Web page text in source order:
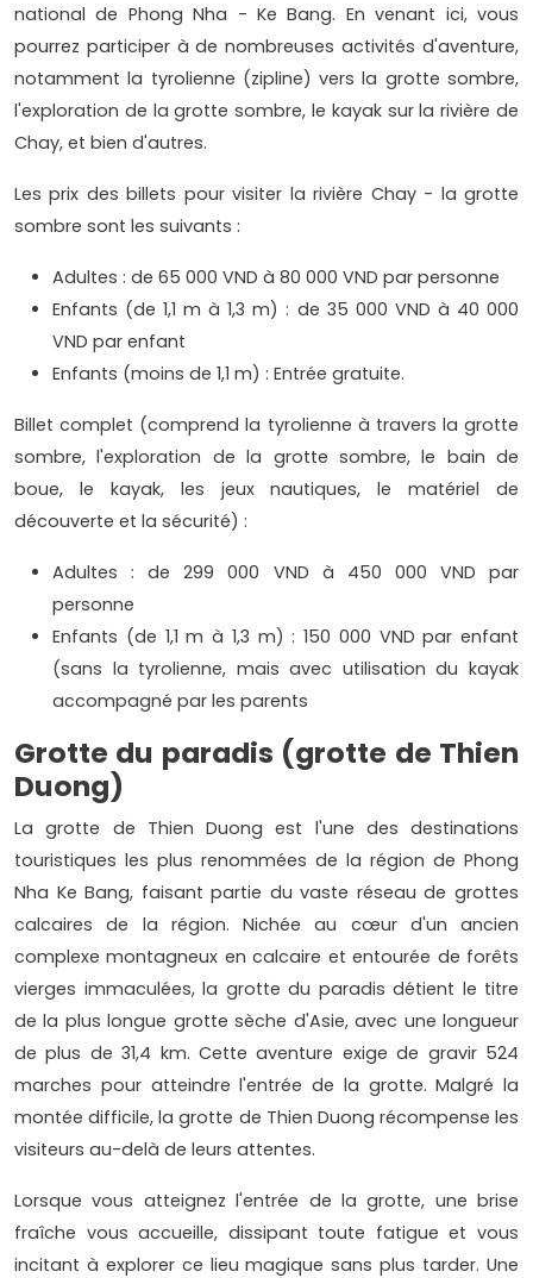
national de Phong Nha - Ke Bang. En venant ici, vous
pourrez participer à de nombreuses activités d'aventure,
notamment la tyrolienne (zipline) vers la grotte sombre,
l'exploration de la grotte sombre, le kayak sur la rivière de
Chay, et bien d'autres.
Les prix des billets pour visiter la rivière Chay - la grotte
sombre sont les suivants :
Adultes : de 65 000 VND à 80 000 VND par personne
Enfants (de 1,1 m à 1,3 m) : de 35 000 VND à 40 000
VND par enfant
Enfants (moins de 1,1 m) : Entrée gratuite.
Billet complet (comprend la tyrolienne à travers la grotte
sombre, l'exploration de la grotte sombre, le bain de
boue, le kayak, les jeux nautiques, le matériel de
découverte et la sécurité) :
Adultes : de 299 000 VND à 450 000 VND par
personne
Enfants (de 1,1 m à 1,3 m) : 150 000 VND par enfant
(sans la tyrolienne, mais avec utilisation du kayak
accompagné par les parents
Grotte du paradis (grotte de Thien
Duong)
La grotte de Thien Duong est l'une des destinations
touristiques les plus renommées de la région de Phong
Nha Ke Bang, faisant partie du vaste réseau de grottes
calcaires de la région. Nichée au cœur d'un ancien
complexe montagneux en calcaire et entourée de forêts
vierges immaculées, la grotte du paradis détient le titre
de la plus longue grotte sèche d'Asie, avec une longueur
de plus de 31,4 km. Cette aventure exige de gravir 524
marches pour atteindre l'entrée de la grotte. Malgré la
montée difficile, la grotte de Thien Duong récompense les
visiteurs au-delà de leurs attentes.
Lorsque vous atteignez l'entrée de la grotte, une brise
fraîche vous accueille, dissipant toute fatigue et vous
incitant à explorer ce lieu magique sans plus tarder. Une